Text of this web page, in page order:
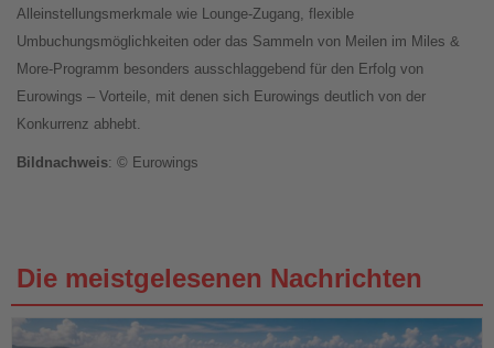
Alleinstellungsmerkmale wie Lounge-Zugang, flexible
Umbuchungsmöglichkeiten oder das Sammeln von Meilen im Miles &
More-Programm besonders ausschlaggebend für den Erfolg von
Eurowings – Vorteile, mit denen sich Eurowings deutlich von der
Konkurrenz abhebt.
Bildnachweis: © Eurowings
Die meistgelesenen Nachrichten